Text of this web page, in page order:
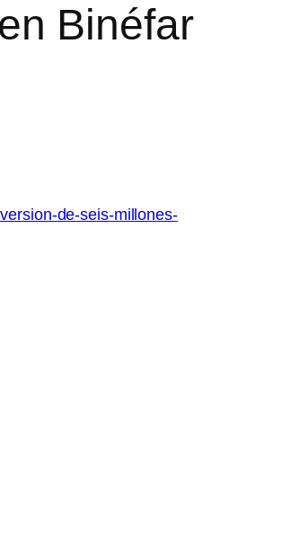
Binéfar
de-seis-millones-